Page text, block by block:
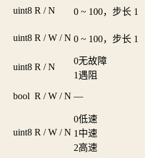
uint8 R / N 0 ~ 100，步长 1
uint8 R / W / N 0 ~ 100，步长 1
uint8 R / N
0无故障
1遇阻
bool R / W / N —
uint8 R / W / N
0低速
1 中速
2高速